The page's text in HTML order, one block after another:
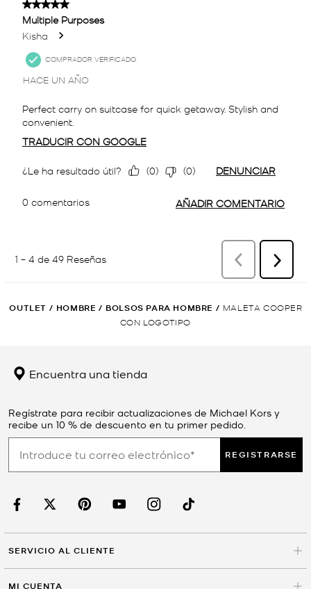
OUTLET / HOMBRE / BOLSOS PARA HOMBRE / MALETA COOPER
CON LOGOTIPO
Encuentra una tienda
Regístrate para recibir actualizaciones de Michael Kors y
recibe un 10 % de descuento en tu primer pedido.
REGISTRARSE
SERVICIO AL CLIENTE
MI CUENTA